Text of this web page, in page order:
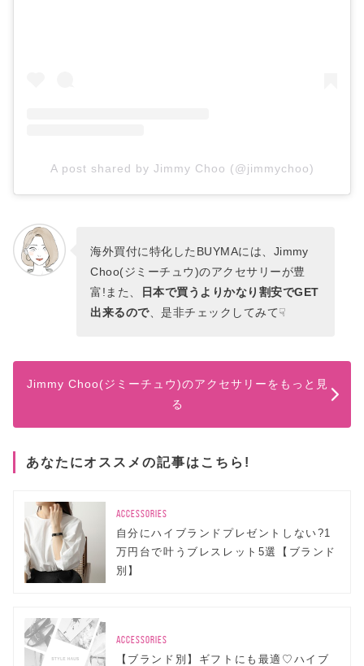
A post shared by Jimmy Choo (@jimmychoo)
海外買付に特化したBUYMAには、Jimmy
Choo(ジミーチュウ)のアクセサリーが豊
富!また、
日本で買うよりかなり割安でGET
出来るので、是非チェックしてみて☟
Jimmy Choo(ジミーチュウ)のアクセサリーをもっと見
る
あなたにオススメの記事はこちら!
ACCESSORIES
自分にハイブランドプレゼントしない?1
万円台で叶うブレスレット5選【ブランド
別】
ACCESSORIES
【ブランド別】ギフトにも最適♡ハイブ